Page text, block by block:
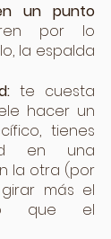
un punto
por lo
la espalda
te cuesta
hacer un
tienes
en una
la otra (por
más el
que el